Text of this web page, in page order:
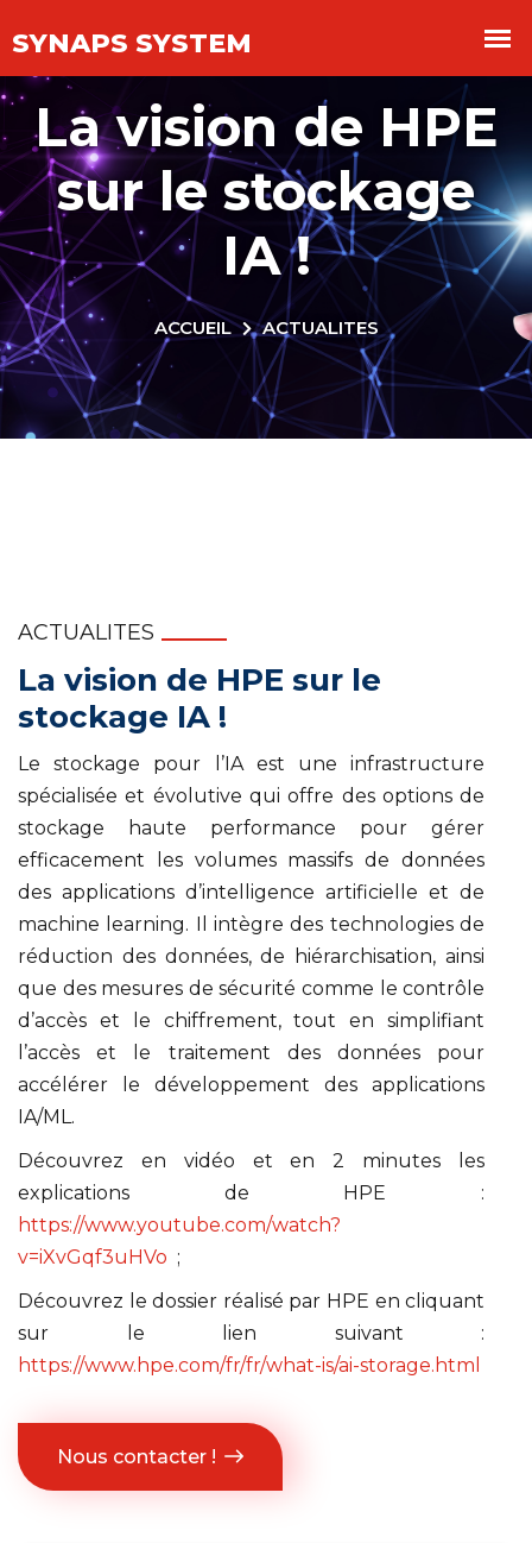
La vision de HPE
sur le stockage
IA !
ACCUEIL ACTUALITES
ACTUALITES
La vision de HPE sur le
stockage IA !
Le stockage pour l’IA est une infrastructure
spécialisée et évolutive qui offre des options de
stockage haute performance pour gérer
efficacement les volumes massifs de données
des applications d’intelligence artificielle et de
machine learning. Il intègre des technologies de
réduction des données, de hiérarchisation, ainsi
que des mesures de sécurité comme le contrôle
d’accès et le chiffrement, tout en simplifiant
l’accès et le traitement des données pour
accélérer le développement des applications
IA/ML.
Découvrez en vidéo et en 2 minutes les
explications de HPE :
https://www.youtube.com/watch?
v=iXvGqf3uHVo ;
Découvrez le dossier réalisé par HPE en cliquant
sur le lien suivant :
https://www.hpe.com/fr/fr/what-is/ai-storage.html
Nous contacter !